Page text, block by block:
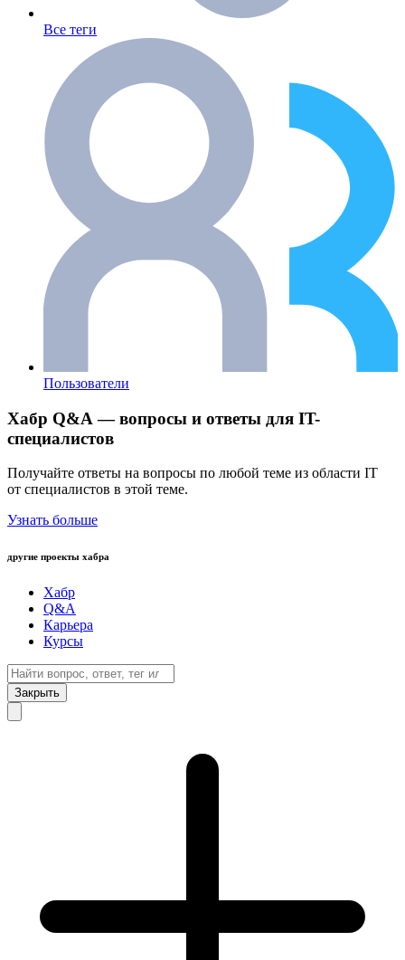
Все теги
Пользователи
Хабр Q&A — вопросы и ответы для IT-
специалистов
Получайте ответы на вопросы по любой теме из области IT
от специалистов в этой теме.
Узнать больше
другие проекты хабра
Хабр
Q&A
Карьера
Курсы
Закрыть